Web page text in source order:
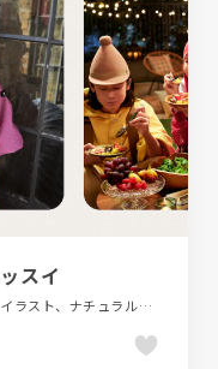
スイ
LP・特集ページ、かわいい、イエロー系、イラスト、ナチュラル、ベージュ・ゴールド系、ポップ、モーション多め、レッド系、大きめ写真、飲料・食品